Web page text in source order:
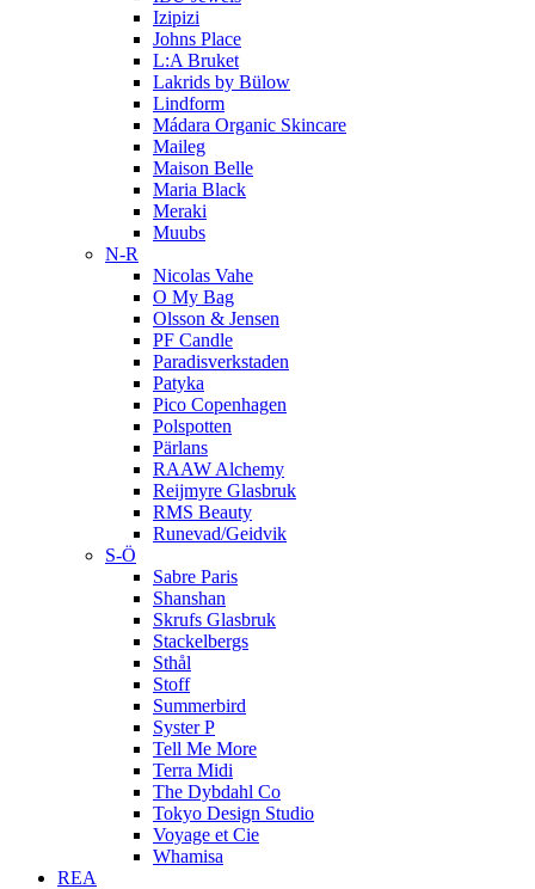
Izipizi
Johns Place
L:A Bruket
Lakrids by Bülow
Lindform
Mádara Organic Skincare
Maileg
Maison Belle
Maria Black
Meraki
Muubs
N-R
Nicolas Vahe
O My Bag
Olsson & Jensen
PF Candle
Paradisverkstaden
Patyka
Pico Copenhagen
Polspotten
Pärlans
RAAW Alchemy
Reijmyre Glasbruk
RMS Beauty
Runevad/Geidvik
S-Ö
Sabre Paris
Shanshan
Skrufs Glasbruk
Stackelbergs
Sthål
Stoff
Summerbird
Syster P
Tell Me More
Terra Midi
The Dybdahl Co
Tokyo Design Studio
Voyage et Cie
Whamisa
REA